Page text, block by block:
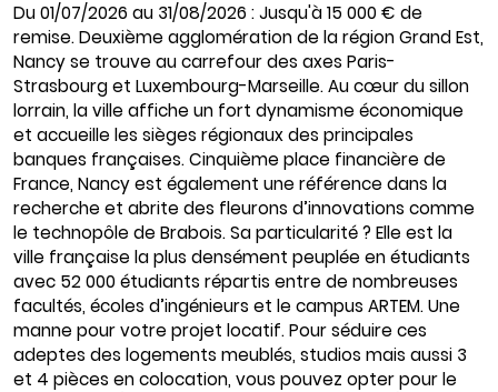
Du 01/07/2026 au 31/08/2026 : Jusqu'à 15 000 € de
remise. Deuxième agglomération de la région Grand Est,
Nancy se trouve au carrefour des axes Paris-
Strasbourg et Luxembourg-Marseille. Au cœur du sillon
lorrain, la ville affiche un fort dynamisme économique
et accueille les sièges régionaux des principales
banques françaises. Cinquième place financière de
France, Nancy est également une référence dans la
recherche et abrite des fleurons d’innovations comme
le technopôle de Brabois. Sa particularité ? Elle est la
ville française la plus densément peuplée en étudiants
avec 52 000 étudiants répartis entre de nombreuses
facultés, écoles d’ingénieurs et le campus ARTEM. Une
manne pour votre projet locatif. Pour séduire ces
adeptes des logements meublés, studios mais aussi 3
et 4 pièces en colocation, vous pouvez opter pour le